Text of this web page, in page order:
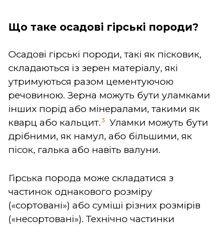
Що таке осадові гірські породи?
Осадові гірські породи, такі як пісковик,
складаються із зерен матеріалу, які
утримуються разом цементуючою
речовиною. Зерна можуть бути уламками
інших порід або мінералами, такими як
кварц або кальцит. 3
Уламки можуть бути
дрібними, як намул, або більшими, як
пісок, галька або навіть валуни.
Гірська порода може складатися з
частинок однакового розміру
(«сортовані») або суміші різних розмірів
(«несортовані»). Технічно частинки